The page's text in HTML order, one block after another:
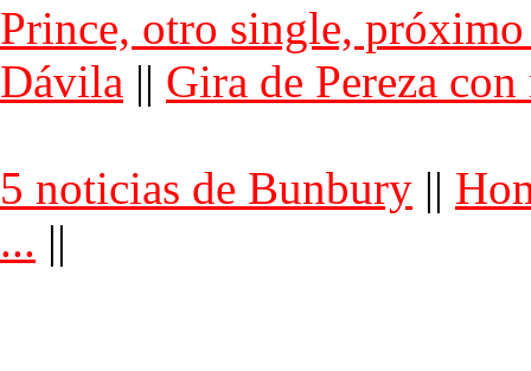
Prince, otro single,
Dávila || Gira de Pereza con
5 noticias de Bunbury ||
... ||